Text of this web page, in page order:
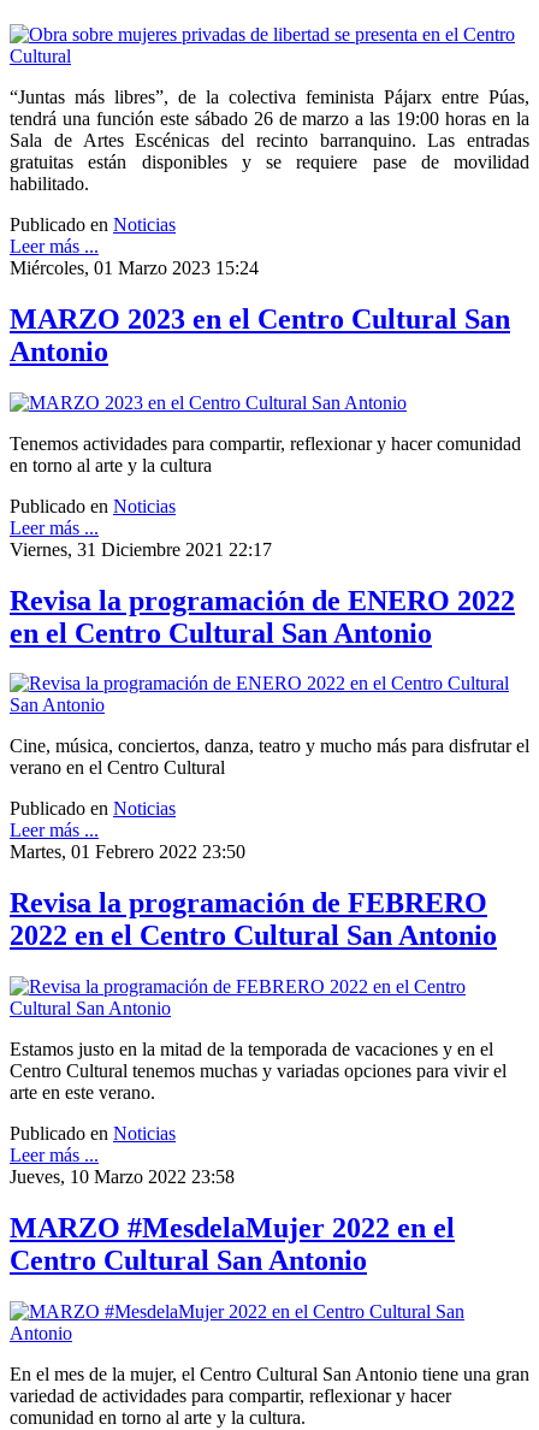
“Juntas más libres”, de la colectiva feminista Pájarx entre Púas,
tendrá una función este sábado 26 de marzo a las 19:00 horas en la
Sala de Artes Escénicas del recinto barranquino. Las entradas
gratuitas están disponibles y se requiere pase de movilidad
habilitado.
Publicado en Noticias
Leer más ...
Miércoles, 01 Marzo 2023 15:24
MARZO 2023 en el Centro Cultural San
Antonio
Tenemos actividades para compartir, reflexionar y hacer comunidad
en torno al arte y la cultura
Publicado en Noticias
Leer más ...
Viernes, 31 Diciembre 2021 22:17
Revisa la programación de ENERO 2022
en el Centro Cultural San Antonio
Cine, música, conciertos, danza, teatro y mucho más para disfrutar el
verano en el Centro Cultural
Publicado en Noticias
Leer más ...
Martes, 01 Febrero 2022 23:50
Revisa la programación de FEBRERO
2022 en el Centro Cultural San Antonio
Estamos justo en la mitad de la temporada de vacaciones y en el
Centro Cultural tenemos muchas y variadas opciones para vivir el
arte en este verano.
Publicado en Noticias
Leer más ...
Jueves, 10 Marzo 2022 23:58
MARZO #MesdelaMujer 2022 en el
Centro Cultural San Antonio
En el mes de la mujer, el Centro Cultural San Antonio tiene una gran
variedad de actividades para compartir, reflexionar y hacer
comunidad en torno al arte y la cultura.